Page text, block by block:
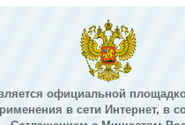
официальной
в сети Интернет, в